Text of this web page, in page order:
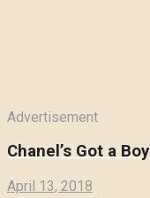
Advertisement
Chanel’s Got a Boy
April 13, 2018